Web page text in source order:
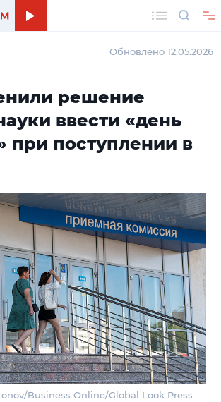
Обновлено 12.05.2026
решение
ввести «день
при поступлении в
Business Online/Global Look Press